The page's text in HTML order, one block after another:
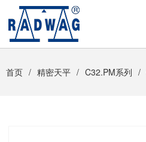
首页 精密天平 C32.PM系列